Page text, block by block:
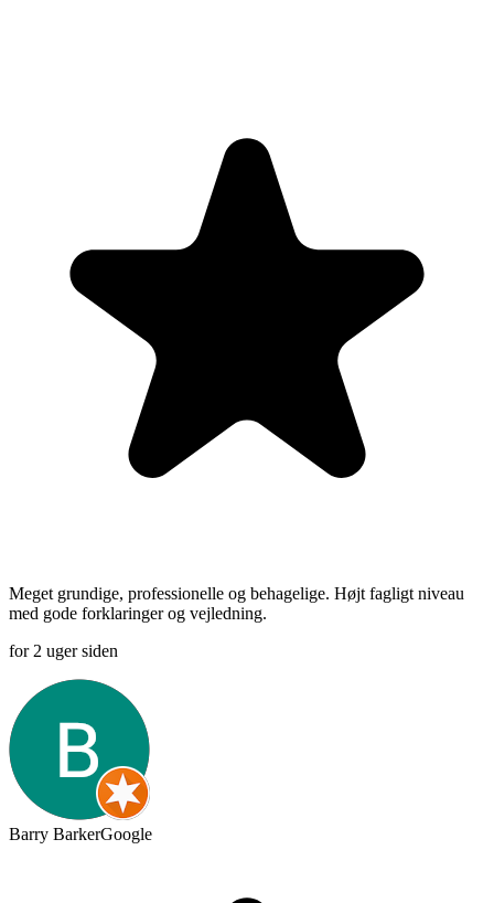
Meget grundige, professionelle og behagelige. Højt fagligt niveau
med gode forklaringer og vejledning.
for 2 uger siden
Barry BarkerGoogle